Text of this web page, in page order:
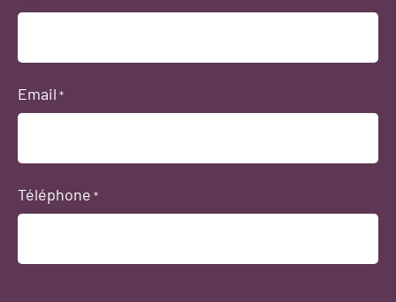
Email *
Téléphone *